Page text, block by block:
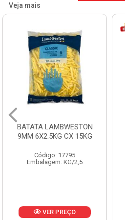
Veja mais
BATATA LAMBWESTON
9MM 6X2.5KG CX 15KG
Código: 17795
Embalagem: KG/2,5
VER PREÇO